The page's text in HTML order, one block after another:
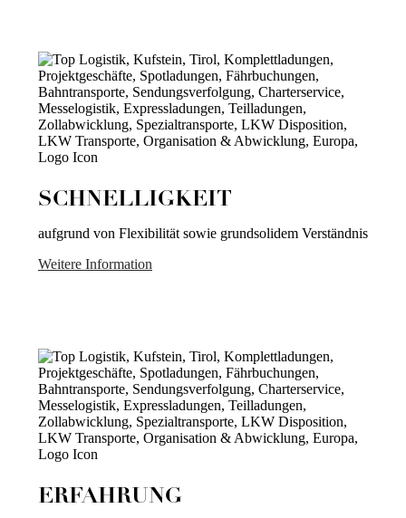
SCHNELLIGKEIT
aufgrund von Flexibilität sowie grundsolidem Verständnis
Weitere Information
ERFAHRUNG